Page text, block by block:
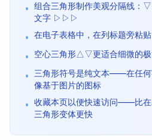
• 组合三角形制作美观分隔
文字 ▷▷▷
• 在电子表格中，在列标题旁粘
• 空心三角形△▽更适合细微的
•
三角形符号是纯文本——在任何
像基于图片的图标
• 收藏本页以便快速访问——比在
三角形变体更快